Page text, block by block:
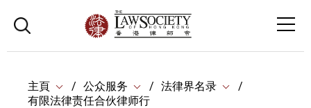
主頁 公众服务
法律界名录
有限法律责任合伙律师行